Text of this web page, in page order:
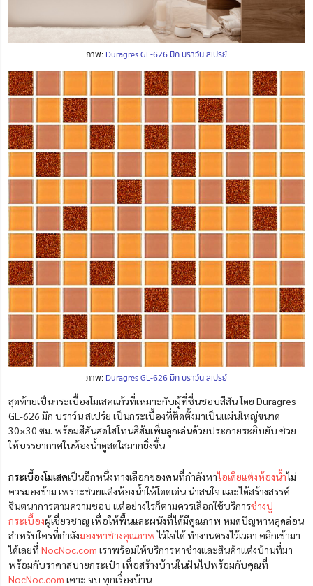
ภาพ: Duragres GL-626 มิก บราว์น สเปรย์
ภาพ: Duragres GL-626 มิก บราว์น สเปรย์
สุดท้ายเป็นกระเบื้องโมเสคแก้วที่เหมาะกับผู้ที่ชื่นชอบสีสัน โดย Duragres
GL-626 มิก บราว์น สเปร์ย เป็นกระเบื้องที่ติดตั้งมาเป็นแผ่นใหญ่ขนาด
30×30 ซม. พร้อมสีสันสดใสโทนสีส้มเพิ่มลูกเล่นด้วยประกายระยิบยับ ช่วย
ให้บรรยากาศในห้องน้ำดูสดใสมากยิ่งขึ้น
กระเบื้องโมเสคเป็นอีกหนึ่งทางเลือกของคนที่กำลังหาไอเดียแต่งห้องน้ำไม่
ควรมองข้าม เพราะช่วยแต่งห้องน้ำให้โดดเด่น น่าสนใจ และได้สร้างสรรค์
จินตนาการตามความชอบ แต่อย่างไรก็ตามควรเลือกใช้บริการช่างปู
กระเบื้องผู้เชี่ยวชาญ เพื่อให้พื้นและผนังที่ได้มีคุณภาพ หมดปัญหาหลุดล่อน
สำหรับใครที่กำลังมองหาช่างคุณภาพไว้ใจได้ ทำงานตรงไว้เวลา คลิกเข้ามา
ได้เลยที่ NocNoc.com เราพร้อมให้บริการหาช่างและสินค้าแต่งบ้านที่มา
พร้อมกับราคาสบายกระเป๋า เพื่อสร้างบ้านในฝันไปพร้อมกับคุณที่
NocNoc.com เคาะ จบ ทุกเรื่องบ้าน